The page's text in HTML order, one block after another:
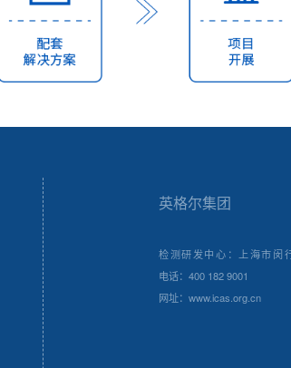
英格尔集团
检测研发中心：上海市闵
电话：400 182 9001
网址：www.icas.org.cn